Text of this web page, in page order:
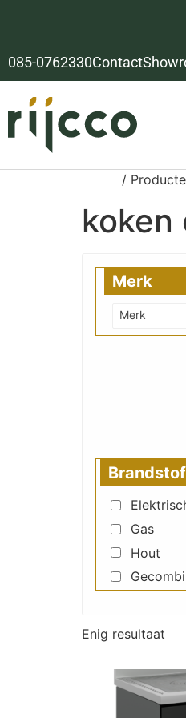
085-0762330Contact
/
koken
Merk
Merk
Brandstof
Gas
Hout
Enig resultaat